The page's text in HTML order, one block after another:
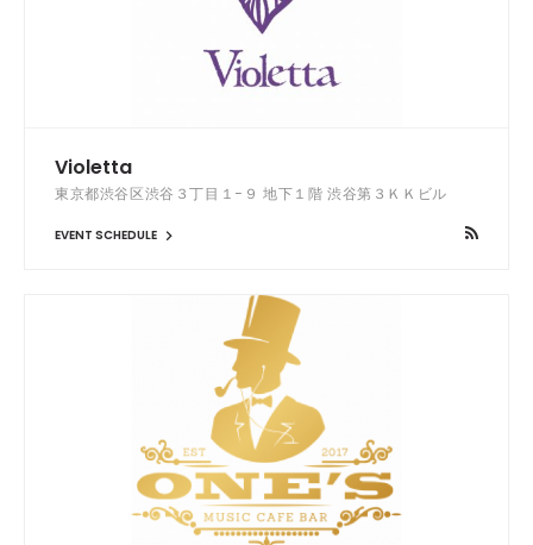
Violetta
東京都渋谷区渋谷３丁目１−９ 地下１階 渋谷第３ＫＫビル
EVENT SCHEDULE